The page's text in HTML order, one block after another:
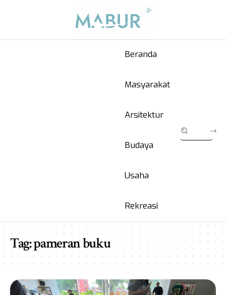
Beranda
Masyarakat
Arsitektur
Budaya
Usaha
Rekreasi
Tag:pameran buku